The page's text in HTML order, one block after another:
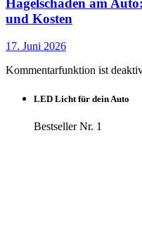
Hagelschaden am
und Kosten
17. Juni 2026
Kommentarfunktion ist
LED Licht für dein Auto
Bestseller Nr. 1